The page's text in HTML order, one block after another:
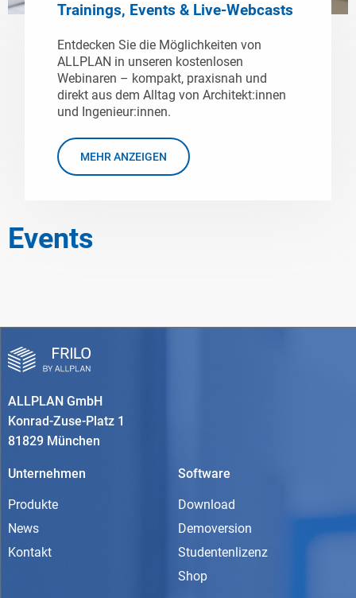
Trainings, Events & Live-Webcasts
Entdecken Sie die Möglichkeiten von
ALLPLAN in unseren kostenlosen
Webinaren – kompakt, praxisnah und
direkt aus dem Alltag von Architekt:innen
und Ingenieur:innen.
MEHR ANZEIGEN
Events
ALLPLAN GmbH
Konrad-Zuse-Platz 1
81829 München
Unternehmen
Produkte
News
Kontakt
Software
Download
Demoversion
Studentenlizenz
Shop